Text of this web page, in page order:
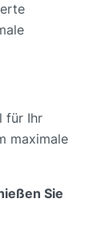
für Ihr
maximale
Sie